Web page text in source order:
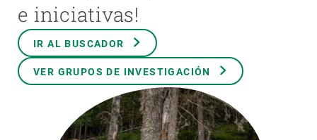
e iniciativas!
IR AL BUSCADOR
VER GRUPOS DE INVESTIGACIÓN
ÚNETE A NOSOTROS
PARTICIPA
NOTICIAS Y AGENDA